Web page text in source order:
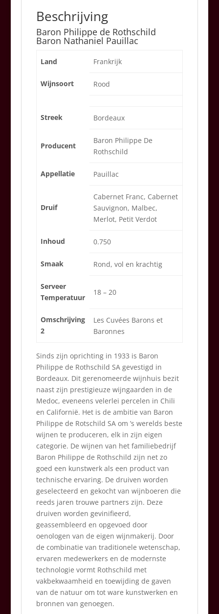
Beschrijving
Baron Philippe de Rothschild
Baron Nathaniel Pauillac
Land Frankrijk
Wijnsoort Rood
Streek Bordeaux
Producent
Baron Philippe De
Rothschild
Appellatie Pauillac
Druif
Cabernet Franc, Cabernet
Sauvignon, Malbec,
Merlot, Petit Verdot
Inhoud 0.750
Smaak Rond, vol en krachtig
Serveer
Temperatuur
18 – 20
Omschrijving
2
Les Cuvées Barons et
Baronnes
Sinds zijn oprichting in 1933 is Baron
Philippe de Rothschild SA gevestigd in
Bordeaux. Dit gerenomeerde wijnhuis bezit
naast zijn prestigieuze wijngaarden in de
Medoc, eveneens velerlei percelen in Chili
en Californië. Het is de ambitie van Baron
Philippe de Rotschild SA om ’s werelds beste
wijnen te produceren, elk in zijn eigen
categorie. De wijnen van het familiebedrijf
Baron Philippe de Rothschild zijn net zo
goed een kunstwerk als een product van
technische ervaring. De druiven worden
geselecteerd en gekocht van wijnboeren die
reeds jaren trouwe partners zijn. Deze
druiven worden gevinifieerd,
geassembleerd en opgevoed door
oenologen van de eigen wijnmakerij. Door
de combinatie van traditionele wetenschap,
ervaren medewerkers en de modernste
technologie vormt Rothschild met
vakbekwaamheid en toewijding de gaven
van de natuur om tot ware kunstwerken en
bronnen van genoegen.